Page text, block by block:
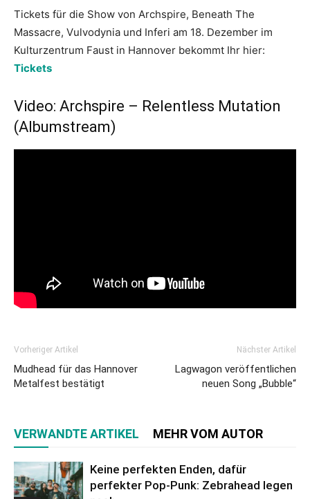
Tickets für die Show von Archspire, Beneath The
Massacre, Vulvodynia und Inferi am 18. Dezember im
Kulturzentrum Faust in Hannover bekommt Ihr hier:
Tickets
Video: Archspire – Relentless Mutation
(Albumstream)
Vorheriger Artikel
Mudhead für das Hannover
Metalfest bestätigt
Nächster Artikel
Lagwagon veröffentlichen
neuen Song „Bubble“
VERWANDTE ARTIKEL MEHR VOM AUTOR
Keine perfekten Enden, dafür
perfekter Pop-Punk: Zebrahead legen